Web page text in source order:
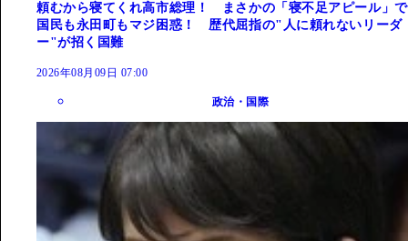
頼むから寝てくれ高市総理！ まさかの「寝不足アピール」で
国民も永田町もマジ困惑！ 歴代屈指の"人に頼れないリーダ
ー"が招く国難
2026年08月09日 07:00
政治・国際